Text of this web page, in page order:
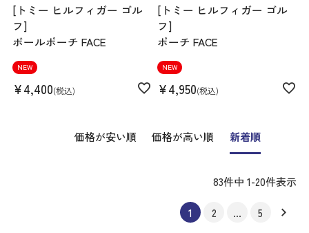
[トミー ヒルフィガー ゴル
フ]
ボールポーチ FACE
NEW
¥4,400 税込
[トミー ヒルフィガー ゴル
フ]
ポーチ FACE
NEW
¥4,950 税込
価格が安い順 価格が高い順 新着順
83件中 1-20件表示
1 2 … 5